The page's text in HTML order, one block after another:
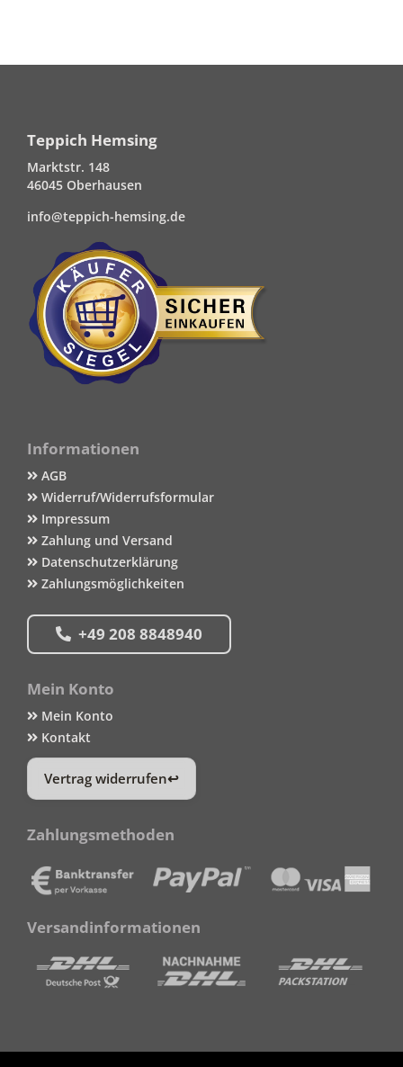
Teppich Hemsing
Marktstr. 148
46045 Oberhausen
info@teppich-hemsing.de
Informationen
AGB
Widerruf/Widerrufsformular
Impressum
Zahlung und Versand
Datenschutzerklärung
Zahlungsmöglichkeiten
+49 208 8848940
Mein Konto
Mein Konto
Kontakt
Vertrag widerrufen
Zahlungsmethoden
Versandinformationen